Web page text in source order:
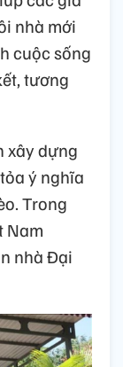
nhà mới
cuộc sống
tương
xây dựng
ý nghĩa
Trong
Nam
nhà Đại